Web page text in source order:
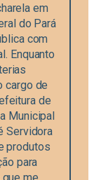
em
do Pará
com
Enquanto
cargo de
de
Municipal
Servidora
produtos
para